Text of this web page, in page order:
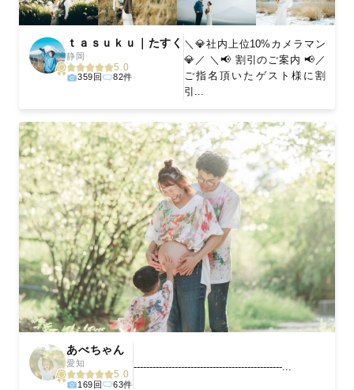
ｔａｓｕｋｕ｜たすく
静岡
5.0
359回 82件
＼💎社内上位10%カメラマン
💎／ ＼📢 割引のご案内 📢／
ご指名頂いたゲスト様に割
引...
あべちゃん
愛知
5.0
169回 63件
-----------------------------------------------...